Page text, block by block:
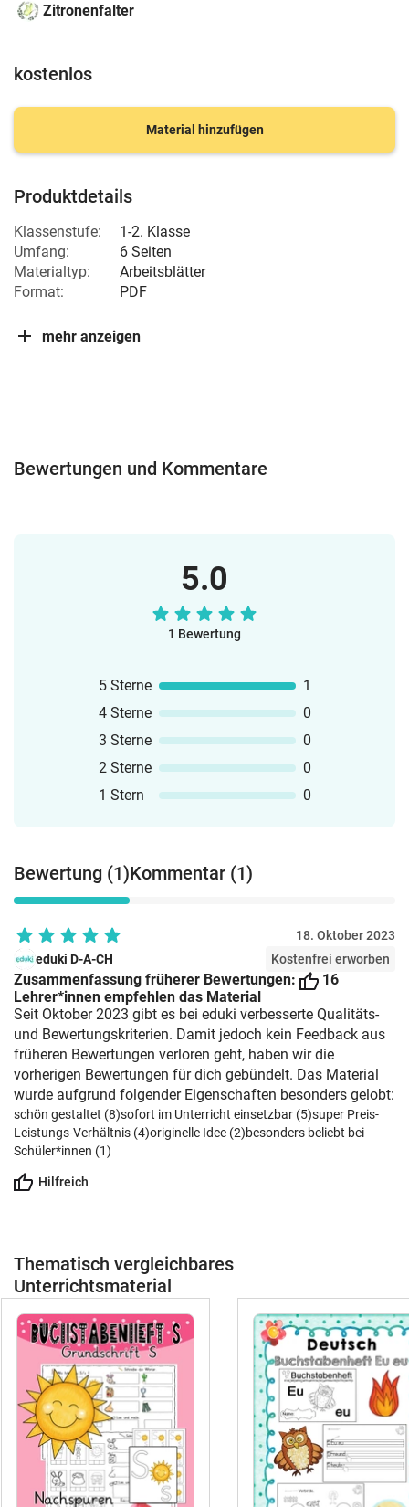
Zitronenfalter
kostenlos
Material hinzufügen
Produktdetails
Klassenstufe:
1-2. Klasse
Umfang:
6 Seiten
Materialtyp:
Arbeitsblätter
Format:
PDF
mehr anzeigen
Bewertungen und Kommentare
5.0
1 Bewertung
5 Sterne
1
4 Sterne
0
3 Sterne
0
2 Sterne
0
1 Stern
0
Bewertung (1)Kommentar (1)
18. Oktober 2023
eduki D-A-CH
Kostenfrei erworben
Zusammenfassung früherer Bewertungen:
16
Lehrer*innen empfehlen das Material
Seit Oktober 2023 gibt es bei eduki verbesserte Qualitäts-
und Bewertungskriterien. Damit jedoch kein Feedback aus
früheren Bewertungen verloren geht, haben wir die
vorherigen Bewertungen für dich gebündelt. Das Material
wurde aufgrund folgender Eigenschaften besonders gelobt:
schön gestaltet (8)sofort im Unterricht einsetzbar (5)super Preis-
Leistungs-Verhältnis (4)originelle Idee (2)besonders beliebt bei
Schüler*innen (1)
Hilfreich
Thematisch vergleichbares
Unterrichtsmaterial